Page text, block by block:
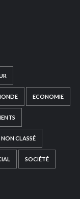
ECONOMIE
NON CLASSÉ
SOCIÉTÉ